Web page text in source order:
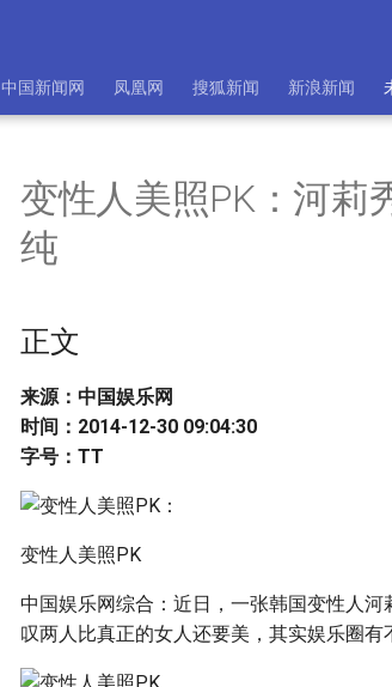
中国新闻网 凤凰网 搜狐新闻 新浪新闻
变性人美照PK：河莉
纯
正文
来源：中国娱乐网
时间：2014-12-30 09:04:30
字号：TT
变性人美照PK
中国娱乐网综合：近日，一张韩国变性人
叹两人比真正的女人还要美，其实娱乐圈有